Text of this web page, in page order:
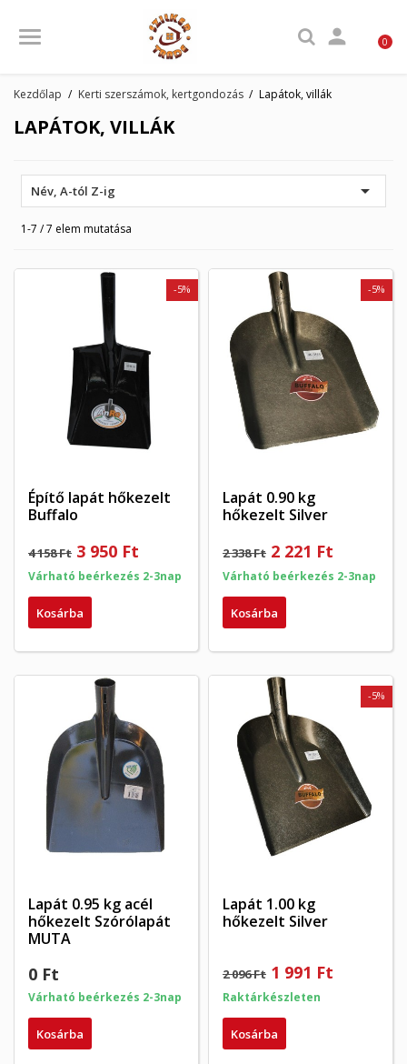
 0
Kezdőlap Kerti szerszámok, kertgondozás Lapátok, villák
LAPÁTOK, VILLÁK
Név, A-tól Z-ig 
1-7 / 7 elem mutatása
Építő lapát hőkezelt
Buffalo
4 158 Ft
-5%
3 950 Ft
Várható beérkezés 2-3nap
Kosárba
Lapát 0.90 kg
hőkezelt Silver
2 338 Ft
-5%
2 221 Ft
Várható beérkezés 2-3nap
Kosárba
Lapát 0.95 kg acél
hőkezelt Szórólapát
MUTA
0 Ft
Várható beérkezés 2-3nap
Kosárba
Lapát 1.00 kg
hőkezelt Silver
2 096 Ft
-5%
1 991 Ft
Raktárkészleten
Kosárba